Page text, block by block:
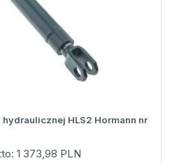
hydraulicznej HLS2 Hormann nr
1 373,98 PLN